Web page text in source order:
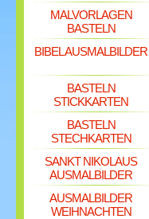
MALVORLAGEN
BASTELN
BIBEL AUSMALBILDER
BASTELN
STICKKARTEN
BASTELN
STECHKARTEN
SANKT NIKOLAUS
AUSMALBILDER
AUSMALBILDER
WEIHNACHTEN